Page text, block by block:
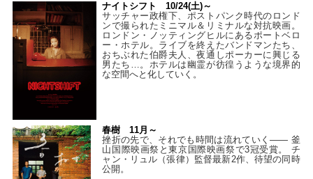
ナイトシフト 10/24(土)～
サッチャー政権下、ポストパンク時代のロンド
ンで撮られたミニマル＆リミナルな対抗映画。
ロンドン・ノッティングヒルにあるポートベロ
ー・ホテル。ライブを終えたバンドマンたち、
おちぶれた伯爵夫人、夜通しポーカーに興じる
男たち…。ホテルは幽霊が彷徨うような境界的
な空間へと化していく。
春樹 11月～
挫折の先で、それでも時間は流れていく—— 釜
山国際映画祭と東京国際映画祭で3冠受賞。 チ
ャン・リュル（張律）監督最新2作、待望の同時
公開。